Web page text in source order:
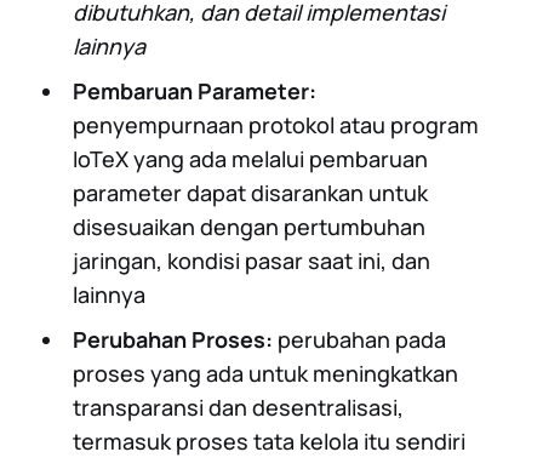
dibutuhkan, dan detail implementasi
lainnya
Pembaruan Parameter:
penyempurnaan protokol atau program
IoTeX yang ada melalui pembaruan
parameter dapat disarankan untuk
disesuaikan dengan pertumbuhan
jaringan, kondisi pasar saat ini, dan
lainnya
Perubahan Proses: perubahan pada
proses yang ada untuk meningkatkan
transparansi dan desentralisasi,
termasuk proses tata kelola itu sendiri